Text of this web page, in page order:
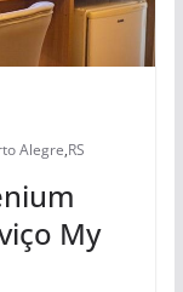
Alegre,RS
My